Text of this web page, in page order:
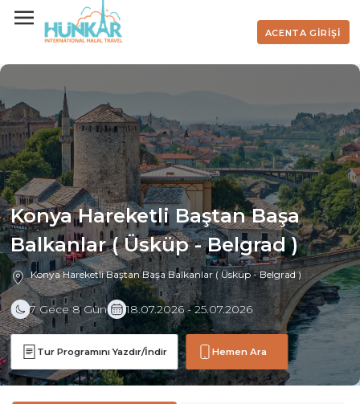
ACENTA GİRİŞİ
Konya Hareketli Baştan Başa
Balkanlar ( Üsküp - Belgrad )
Konya Hareketli Baştan Başa Balkanlar ( Üsküp - Belgrad )
7 Gece 8 Gün 18.07.2026 - 25.07.2026
Tur Programını Yazdır/İndir Hemen Ara